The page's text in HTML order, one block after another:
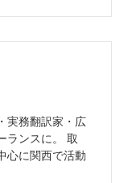
実務翻訳家・広
ランスに。 取
心に関西で活動